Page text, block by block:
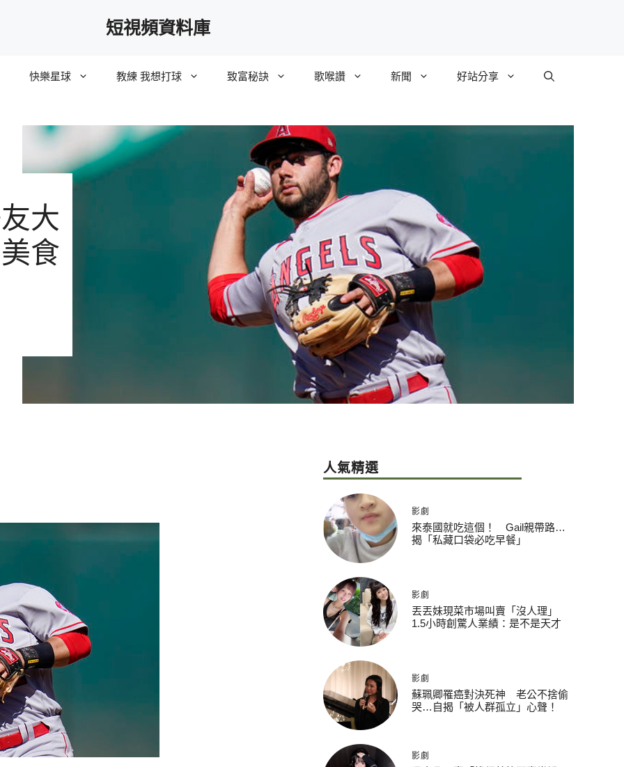
短視頻資料庫
快樂星球 教練 我想打球 致富秘訣 歌喉讚 新聞 好站分享
大
食
人氣精選
影劇
來泰國就吃這個！ Gail親帶路…
揭「私藏口袋必吃早餐」
影劇
丟丟妹現菜市場叫賣「沒人理」
1.5小時創驚人業績：是不是天才
影劇
蘇珮卿罹癌對決死神 老公不捨偷
哭…自揭「被人群孤立」心聲！
影劇